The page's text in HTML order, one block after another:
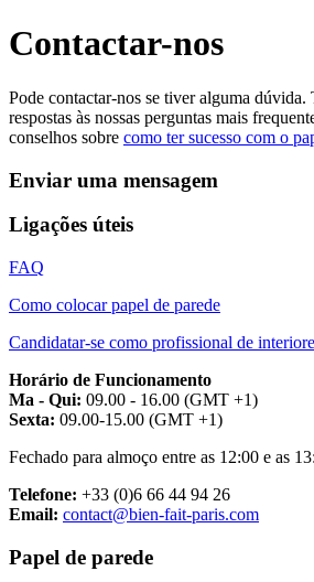
Contactar-nos
Pode contactar-nos se tiver alguma dúvida.
respostas às nossas perguntas mais
conselhos sobre como ter sucesso com o
Enviar uma mensagem
Ligações úteis
FAQ
Como colocar papel de parede
Candidatar-se como profissional de
Horário de Funcionamento
Ma - Qui: 09.00 - 16.00 (GMT +1)
Sexta: 09.00-15.00 (GMT +1)
Fechado para almoço entre as 12:00 e as
Telefone: +33 (0)6 66 44 94 26
Email: contact@bien-fait-paris.com
Papel de parede